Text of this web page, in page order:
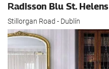
Radisson Blu St. Helens
Stillorgan Road - Dublín